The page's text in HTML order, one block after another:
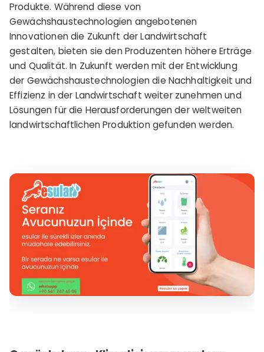
Produkte. Während diese von
Gewächshaustechnologien angebotenen
Innovationen die Zukunft der Landwirtschaft
gestalten, bieten sie den Produzenten höhere Erträge
und Qualität. In Zukunft werden mit der Entwicklung
der Gewächshaustechnologien die Nachhaltigkeit und
Effizienz in der Landwirtschaft weiter zunehmen und
Lösungen für die Herausforderungen der weltweiten
landwirtschaftlichen Produktion gefunden werden.